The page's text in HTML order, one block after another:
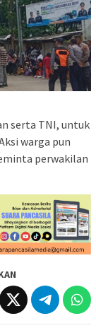
serta TNI, untuk
warga pun
perwakilan